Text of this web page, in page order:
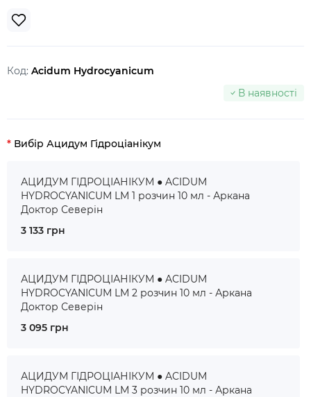
Код: Acidum Hydrocyanicum
В наявності
Вибір Ацидум Гідроціанікум
АЦИДУМ ГІДРОЦІАНІКУМ ● ACIDUM
HYDROCYANICUM LM 1 розчин 10 мл - Аркана
Доктор Северін
3 133 грн
АЦИДУМ ГІДРОЦІАНІКУМ ● ACIDUM
HYDROCYANICUM LM 2 розчин 10 мл - Аркана
Доктор Северін
3 095 грн
АЦИДУМ ГІДРОЦІАНІКУМ ● ACIDUM
HYDROCYANICUM LM 3 розчин 10 мл - Аркана